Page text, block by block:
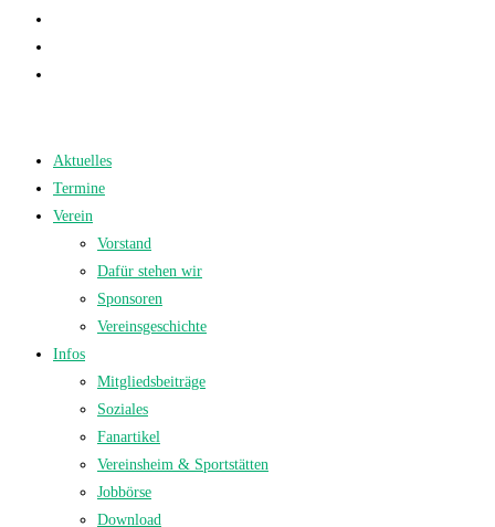
Aktuelles
Termine
Verein
Vorstand
Dafür stehen wir
Sponsoren
Vereinsgeschichte
Infos
Mitgliedsbeiträge
Soziales
Fanartikel
Vereinsheim & Sportstätten
Jobbörse
Download